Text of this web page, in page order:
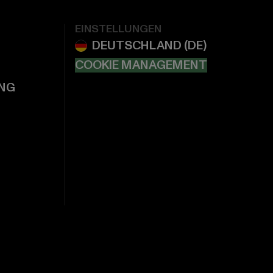
EINSTELLUNGEN
COOKIE MANAGEMENT